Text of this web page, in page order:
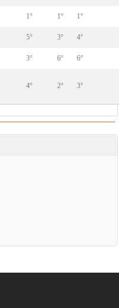
1° 1° 1°
5° 3° 4°
3° 6° 6°
4° 2° 3°